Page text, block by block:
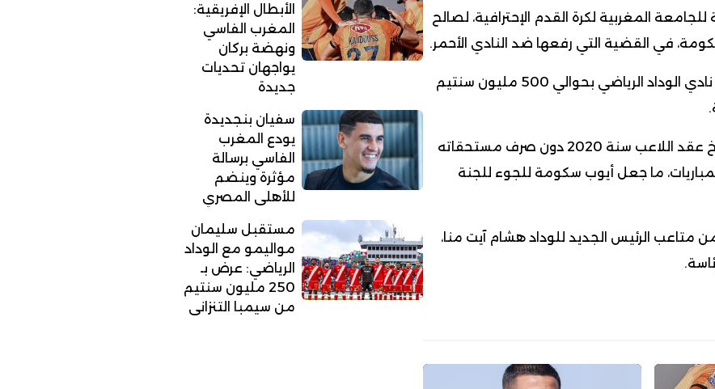
المغربية لكرة القدم الإحترافية، لصالح
في القضية التي رفعها ضد النادي الأحمر.
و قضت لجنة النزاعات بأداء نادي الوداد الرياضي بحوالي 500 مليون سنتيم
و كان النادي الاحمر قد فسخ عقد اللاعب سنة 2020 دون صرف مستحقاته
ما جعل أيوب سكومة للجوء للجنة
متاعب الرئيس الجديد للوداد هشام آيت منا،
الأبطال الإفريقية:
المغرب الفاسي
ونهضة بركان
يواجهان تحديات
جديدة
سفيان بنجديدة
يودع المغرب
الفاسي برسالة
مؤثرة وينضم
للأهلي المصري
مستقبل سليمان
مواليمو مع الوداد
الرياضي: عرض بـ
250 مليون سنتيم
من سيمبا التنزاني